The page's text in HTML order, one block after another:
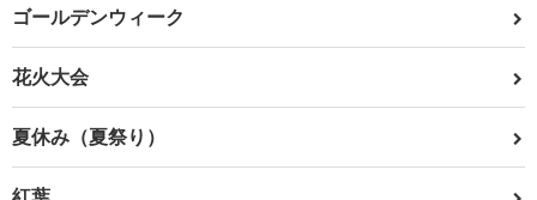
ゴールデンウィーク
花火大会
夏休み（夏祭り）